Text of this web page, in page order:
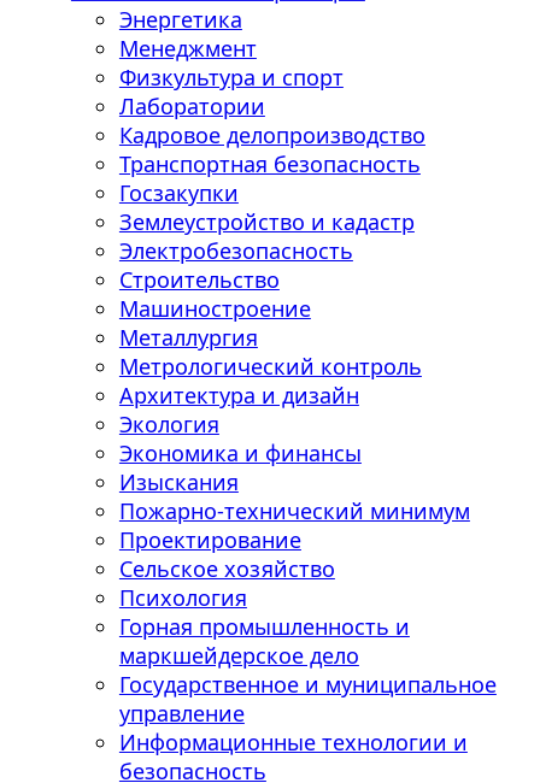
Энергетика
Менеджмент
Физкультура и спорт
Лаборатории
Кадровое делопроизводство
Транспортная безопасность
Госзакупки
Землеустройство и кадастр
Электробезопасность
Строительство
Машиностроение
Металлургия
Метрологический контроль
Архитектура и дизайн
Экология
Экономика и финансы
Изыскания
Пожарно-технический минимум
Проектирование
Сельское хозяйство
Психология
Горная промышленность и
маркшейдерское дело
Государственное и муниципальное
управление
Информационные технологии и
безопасность